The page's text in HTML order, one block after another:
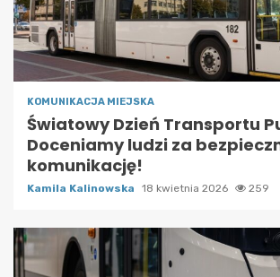
KOMUNIKACJA MIEJSKA
Światowy Dzień Transportu
Doceniamy ludzi za
komunikację!
Kamila Kalinowska 18 kwietnia 2026 259